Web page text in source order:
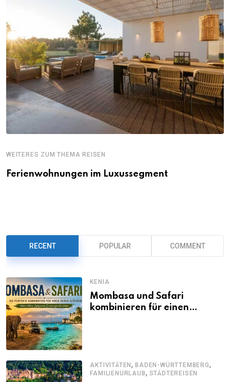
WEITERES ZUM THEMA REISEN
Ferienwohnungen im Luxussegment
RECENT POPULAR COMMENT
KENIA
Mombasa und Safari
kombinieren für einen
AKTIVITÄTEN,BADEN-WÜRTTEMBERG,
FAMILIENURLAUB, STÄDTEREISEN